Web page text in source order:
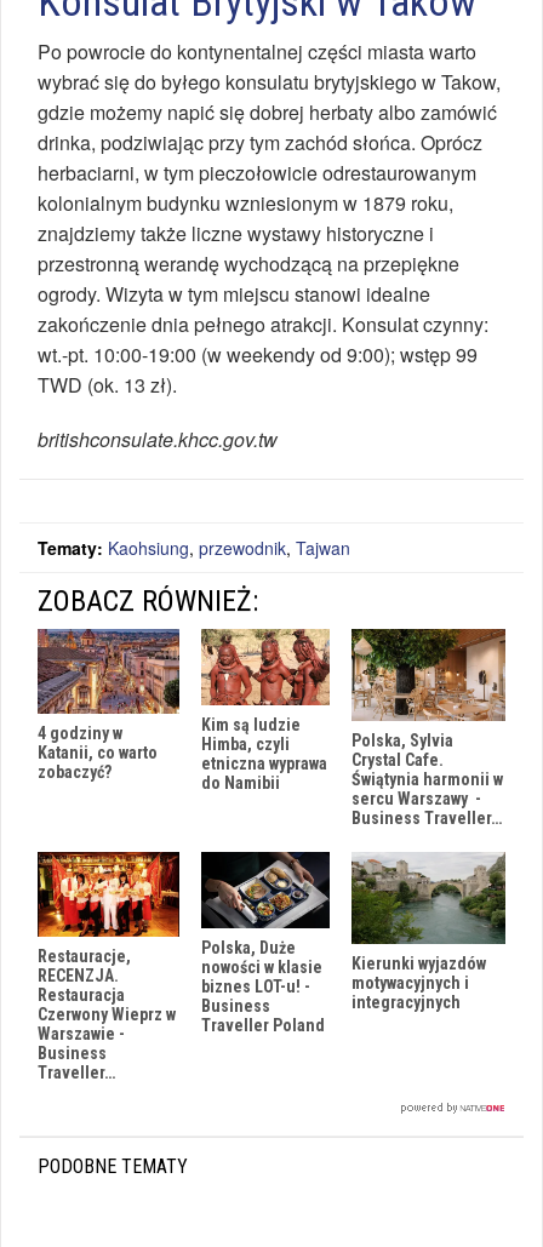
Po powrocie do kontynentalnej części miasta warto
wybrać się do byłego konsulatu brytyjskiego w Takow,
gdzie możemy napić się dobrej herbaty albo zamówić
drinka, podziwiając przy tym zachód słońca. Oprócz
herbaciarni, w tym pieczołowicie odrestaurowanym
kolonialnym budynku wzniesionym w 1879 roku,
znajdziemy także liczne wystawy historyczne i
przestronną werandę wychodzącą na przepiękne
ogrody. Wizyta w tym miejscu stanowi idealne
zakończenie dnia pełnego atrakcji. Konsulat czynny:
wt.-pt. 10:00-19:00 (w weekendy od 9:00); wstęp 99
TWD (ok. 13 zł).
britishconsulate.khcc.gov.tw
Tematy: Kaohsiung, przewodnik, Tajwan
ZOBACZ RÓWNIEŻ:
4 godziny w
Katanii, co warto
zobaczyć?
Kim są ludzie
Himba, czyli
etniczna wyprawa
do Namibii
Polska, Sylvia
Crystal Cafe.
Świątynia harmonii w
sercu Warszawy -
Business Traveller…
Restauracje,
RECENZJA.
Restauracja
Czerwony Wieprz w
Warszawie -
Business
Traveller…
Polska, Duże
nowości w klasie
biznes LOT-u! -
Business
Traveller Poland
Kierunki wyjazdów
motywacyjnych i
integracyjnych
PODOBNE TEMATY